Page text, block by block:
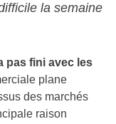
la semaine
pas fini avec les
plane
des marchés
raison